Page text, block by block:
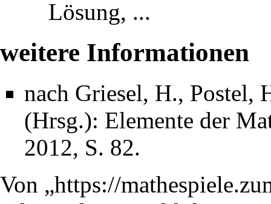
Lösung, ...
weitere Informationen
nach Griesel, H., Postel,
(Hrsg.): Elemente der
2012, S. 82.
Von „https://